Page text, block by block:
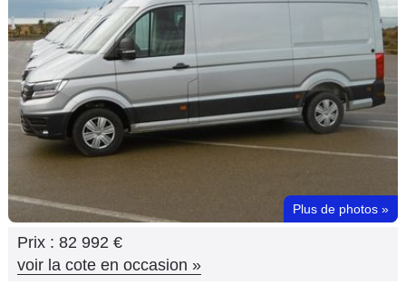
Auto
Services
Forum
Moto
Marques Plus de photos »
Prix : 82 992 €
voir la cote en occasion »